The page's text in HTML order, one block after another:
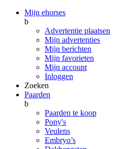
Mijn ehorses
b
Advertentie plaatsen
Mijn advertenties
Mijn berichten
Mijn favorieten
Mijn account
Inloggen
Zoeken
Paarden
b
Paarden te koop
Pony's
Veulens
Embryo’s